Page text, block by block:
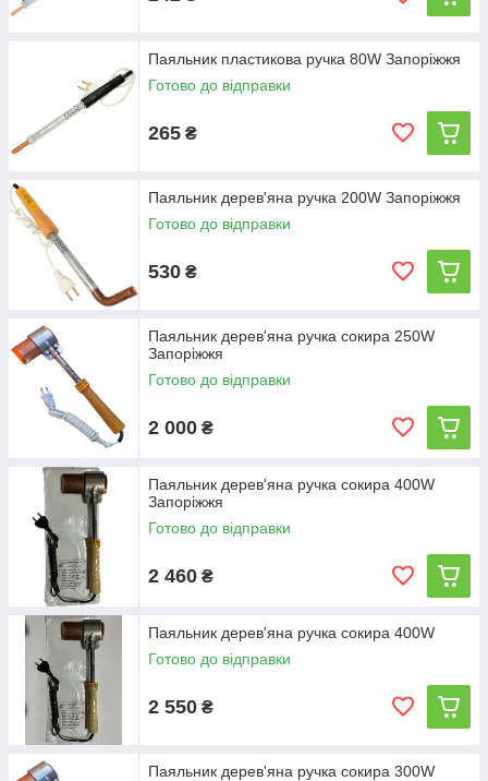
Паяльник пластикова ручка 80W Запоріжжя
Готово до відправки
265 ₴
Паяльник дерев'яна ручка 200W Запоріжжя
Готово до відправки
530 ₴
Паяльник дерев'яна ручка сокира 250W
Запоріжжя
Готово до відправки
2 000 ₴
Паяльник дерев'яна ручка сокира 400W
Запоріжжя
Готово до відправки
2 460 ₴
Паяльник дерев'яна ручка сокира 400W
Готово до відправки
2 550 ₴
Паяльник дерев'яна ручка сокира 300W